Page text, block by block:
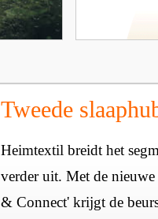
Tweede
Heimtextil breidt het
verder uit. Met de
& Connect' krijgt de